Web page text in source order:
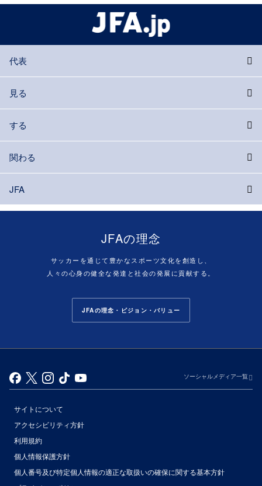
代表
見る
する
関わる
JFA
JFAの理念
サッカーを通じて豊かなスポーツ文化を創造し、
人々の心身の健全な発達と社会の発展に貢献する。
JFAの理念・ビジョン・バリュー
ソーシャルメディア一覧
サイトについて
アクセシビリティ方針
利用規約
個人情報保護方針
個人番号及び特定個人情報の適正な取扱いの確保に関する基本方針